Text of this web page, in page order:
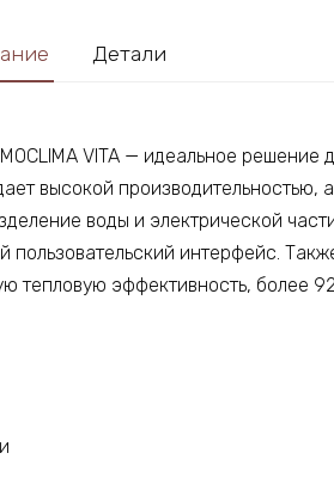
Детали
VITA — идеальное решение
высокой производительностью,
воды и электрической
пользовательский интерфейс.
тепловую эффективность, более